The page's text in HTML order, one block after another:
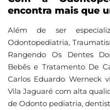
encontra mais que
Além de ser
Odontopediatria,
Rangendo Os Dentes
Bebês e Tratamento De
Carlos Eduardo Werneck
Vila Jaguaré com alta
de Odonto pediatria,